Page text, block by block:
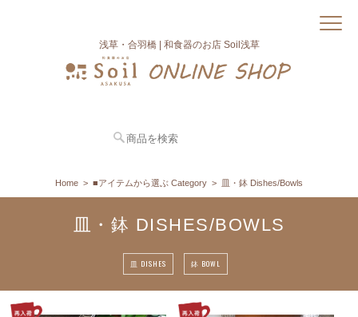
浅草・合羽橋 | 和食器のお店 Soil浅草
Home ■アイテムから選ぶ Category 皿・鉢 Dishes/Bowls
皿・鉢 DISHES/BOWLS
皿 DISHES 鉢 BOWL